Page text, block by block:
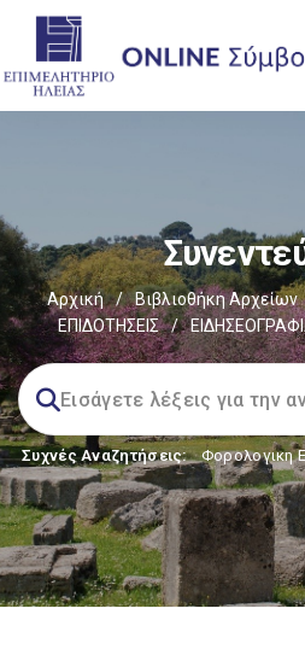
Αρχική / Βιβλιοθήκη Αρχείων
ΕΠΙΔΟΤΗΣΕΙΣ
/
Συχνές Αναζητήσεις: Φορολογικη